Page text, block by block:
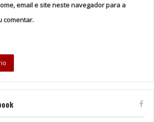
consciente formação para o acesso
e, a longo prazo, mitigue a falta
email e site neste navegador para a
comentar.